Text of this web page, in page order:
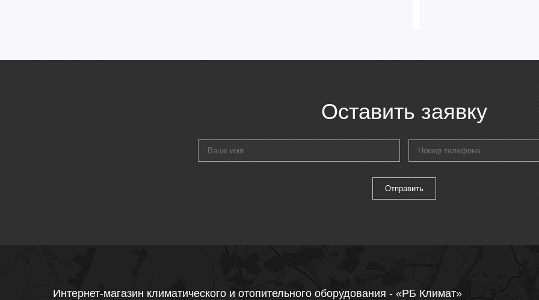
Оставить заявку
Интернет-магазин климатического и отопительного оборудования - «РБ Климат»